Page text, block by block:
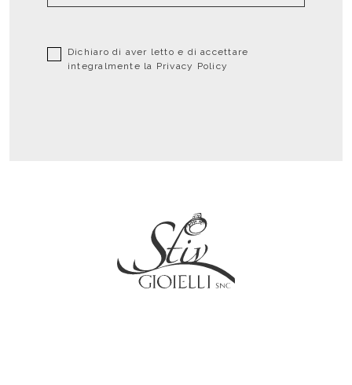
Dichiaro di aver letto e di accettare
integralmente la Privacy Policy